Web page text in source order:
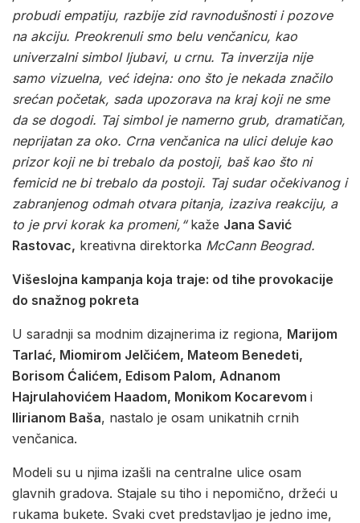
probudi empatiju, razbije zid ravnodušnosti i pozove
na akciju. Preokrenuli smo belu venčanicu, kao
univerzalni simbol ljubavi, u crnu. Ta inverzija nije
samo vizuelna, već idejna: ono što je nekada značilo
srećan početak, sada upozorava na kraj koji ne sme
da se dogodi. Taj simbol je namerno grub, dramatičan,
neprijatan za oko. Crna venčanica na ulici deluje kao
prizor koji ne bi trebalo da postoji, baš kao što ni
femicid ne bi trebalo da postoji. Taj sudar očekivanog i
zabranjenog odmah otvara pitanja, izaziva reakciju, a
to je prvi korak ka promeni,“kaže Jana Savić
Rastovac, kreativna direktorka McCann Beograd.
Višeslojna kampanja koja traje: od tihe provokacije
do snažnog pokreta
U saradnji sa modnim dizajnerima iz regiona, Marijom
Tarlać, Miomirom Jelčićem, Mateom Benedeti,
Borisom Ćalićem, Edisom Palom, Adnanom
Hajrulahovićem Haadom, Monikom Kocarevom i
Ilirianom Baša, nastalo je osam unikatnih crnih
venčanica.
Modeli su u njima izašli na centralne ulice osam
glavnih gradova. Stajale su tiho i nepomično, držeći u
rukama bukete. Svaki cvet predstavljao je jedno ime,